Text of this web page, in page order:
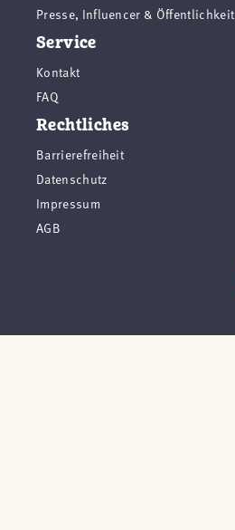
Presse, Influencer & Öffentlichkeit
Service
Kontakt
FAQ
Rechtliches
Barrierefreiheit
Datenschutz
Impressum
AGB